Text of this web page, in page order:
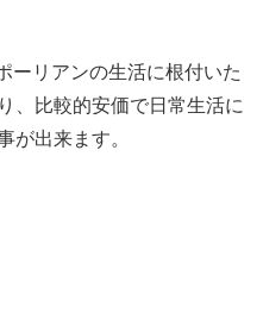
ーリアンの生活に根付いた
、比較的安価で日常生活に
が出来ます。